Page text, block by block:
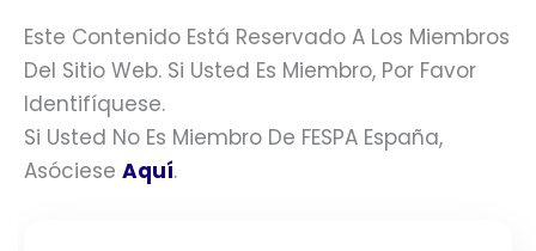
Este Contenido Está Reservado A Los Miembros
Del Sitio Web. Si Usted Es Miembro, Por Favor
Identifíquese.
Si Usted No Es Miembro De FESPA España,
Asóciese Aquí.